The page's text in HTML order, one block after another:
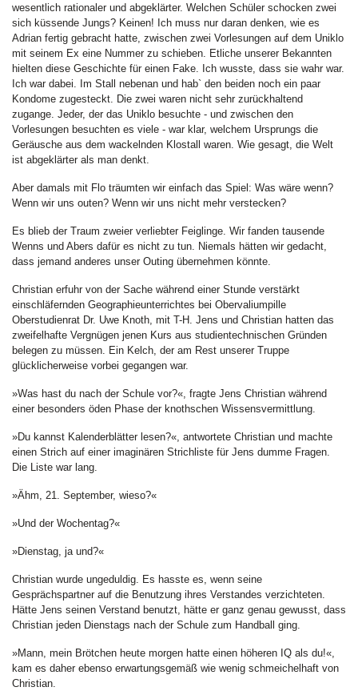
wesentlich rationaler und abgeklärter. Welchen Schüler schocken zwei
sich küssende Jungs? Keinen! Ich muss nur daran denken, wie es
Adrian fertig gebracht hatte, zwischen zwei Vorlesungen auf dem Uniklo
mit seinem Ex eine Nummer zu schieben. Etliche unserer Bekannten
hielten diese Geschichte für einen Fake. Ich wusste, dass sie wahr war.
Ich war dabei. Im Stall nebenan und hab` den beiden noch ein paar
Kondome zugesteckt. Die zwei waren nicht sehr zurückhaltend
zugange. Jeder, der das Uniklo besuchte - und zwischen den
Vorlesungen besuchten es viele - war klar, welchem Ursprungs die
Geräusche aus dem wackelnden Klostall waren. Wie gesagt, die Welt
ist abgeklärter als man denkt.
Aber damals mit Flo träumten wir einfach das Spiel: Was wäre wenn?
Wenn wir uns outen? Wenn wir uns nicht mehr verstecken?
Es blieb der Traum zweier verliebter Feiglinge. Wir fanden tausende
Wenns und Abers dafür es nicht zu tun. Niemals hätten wir gedacht,
dass jemand anderes unser Outing übernehmen könnte.
Christian erfuhr von der Sache während einer Stunde verstärkt
einschläfernden Geographieunterrichtes bei Obervaliumpille
Oberstudienrat Dr. Uwe Knoth, mit T-H. Jens und Christian hatten das
zweifelhafte Vergnügen jenen Kurs aus studientechnischen Gründen
belegen zu müssen. Ein Kelch, der am Rest unserer Truppe
glücklicherweise vorbei gegangen war.
»Was hast du nach der Schule vor?«, fragte Jens Christian während
einer besonders öden Phase der knothschen Wissensvermittlung.
»Du kannst Kalenderblätter lesen?«, antwortete Christian und machte
einen Strich auf einer imaginären Strichliste für Jens dumme Fragen.
Die Liste war lang.
»Ähm, 21. September, wieso?«
»Und der Wochentag?«
»Dienstag, ja und?«
Christian wurde ungeduldig. Es hasste es, wenn seine
Gesprächspartner auf die Benutzung ihres Verstandes verzichteten.
Hätte Jens seinen Verstand benutzt, hätte er ganz genau gewusst, dass
Christian jeden Dienstags nach der Schule zum Handball ging.
»Mann, mein Brötchen heute morgen hatte einen höheren IQ als du!«,
kam es daher ebenso erwartungsgemäß wie wenig schmeichelhaft von
Christian.